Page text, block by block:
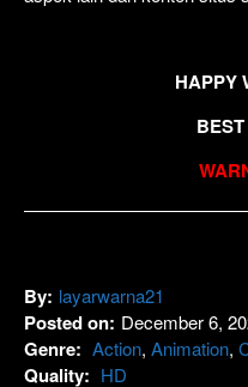
HAPPY
By: layarwarna21
Posted on: December 6,
Genre: Action, Animation,
Quality: HD